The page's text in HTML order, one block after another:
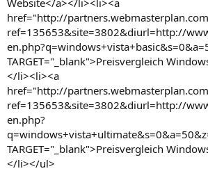
href="http://
ref=135653&site=3802&diurl=http://
TARGET="_blank">Preisvergleich
</li><li><a
href="http://
ref=135653&site=3802&diurl=http://
en.php?
TARGET="_blank">Preisvergleich
</li></ul>